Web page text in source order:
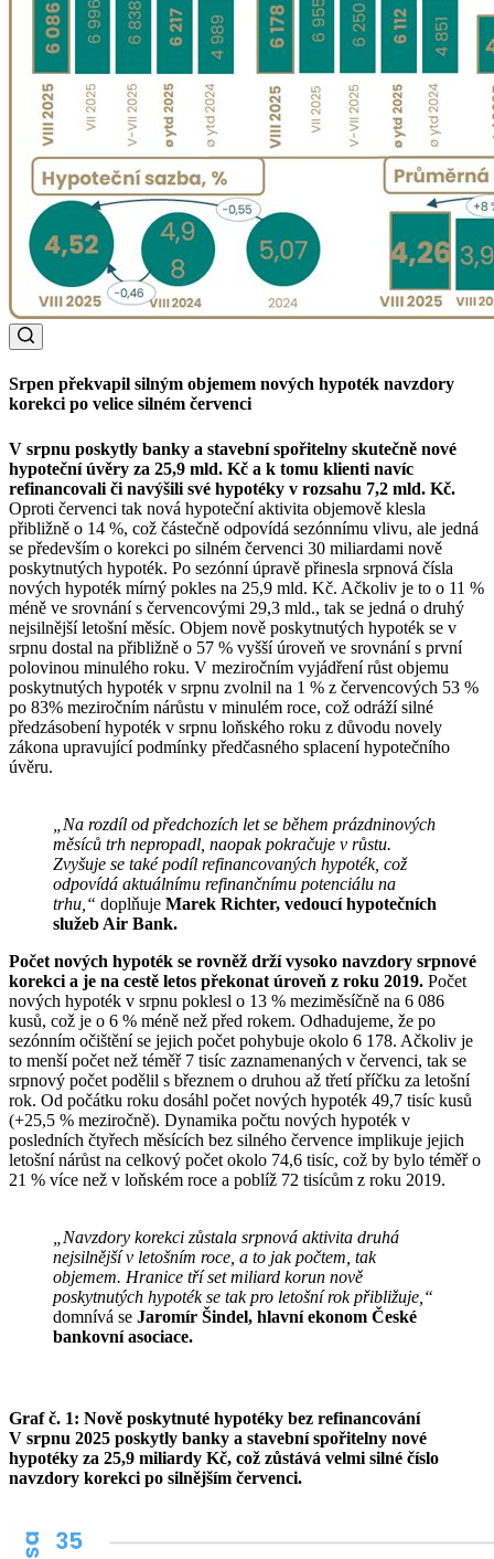
Srpen překvapil silným objemem nových hypoték navzdory
korekci po velice silném červenci
V srpnu poskytly banky a stavební spořitelny skutečně nové
hypoteční úvěry za 25,9 mld. Kč a k tomu klienti navíc
refinancovali či navýšili své hypotéky v rozsahu 7,2 mld. Kč.
Oproti červenci tak nová hypoteční aktivita objemově klesla
přibližně o 14 %, což částečně odpovídá sezónnímu vlivu, ale jedná
se především o korekci po silném červenci 30 miliardami nově
poskytnutých hypoték. Po sezónní úpravě přinesla srpnová čísla
nových hypoték mírný pokles na 25,9 mld. Kč. Ačkoliv je to o 11 %
méně ve srovnání s červencovými 29,3 mld., tak se jedná o druhý
nejsilnější letošní měsíc. Objem nově poskytnutých hypoték se v
srpnu dostal na přibližně o 57 % vyšší úroveň ve srovnání s první
polovinou minulého roku. V meziročním vyjádření růst objemu
poskytnutých hypoték v srpnu zvolnil na 1 % z červencových 53 %
po 83% meziročním nárůstu v minulém roce, což odráží silné
předzásobení hypoték v srpnu loňského roku z důvodu novely
zákona upravující podmínky předčasného splacení hypotečního
úvěru.
„Na rozdíl od předchozích let se během prázdninových
měsíců trh nepropadl, naopak pokračuje v růstu.
Zvyšuje se také podíl refinancovaných hypoték, což
odpovídá aktuálnímu refinančnímu potenciálu na
trhu,“ doplňuje Marek Richter, vedoucí hypotečních
služeb Air Bank.
Počet nových hypoték se rovněž drží vysoko navzdory srpnové
korekci a je na cestě letos překonat úroveň z roku 2019. Počet
nových hypoték v srpnu poklesl o 13 % meziměsíčně na 6 086
kusů, což je o 6 % méně než před rokem. Odhadujeme, že po
sezónním očištění se jejich počet pohybuje okolo 6 178. Ačkoliv je
to menší počet než téměř 7 tisíc zaznamenaných v červenci, tak se
srpnový počet podělil s březnem o druhou až třetí příčku za letošní
rok. Od počátku roku dosáhl počet nových hypoték 49,7 tisíc kusů
(+25,5 % meziročně). Dynamika počtu nových hypoték v
posledních čtyřech měsících bez silného července implikuje jejich
letošní nárůst na celkový počet okolo 74,6 tisíc, což by bylo téměř o
21 % více než v loňském roce a poblíž 72 tisícům z roku 2019.
„Navzdory korekci zůstala srpnová aktivita druhá
nejsilnější v letošním roce, a to jak počtem, tak
objemem. Hranice tří set miliard korun nově
poskytnutých hypoték se tak pro letošní rok přibližuje,“
domnívá se Jaromír Šindel, hlavní ekonom České
bankovní asociace.
Graf č. 1: Nově poskytnuté hypotéky bez refinancování
V srpnu 2025 poskytly banky a stavební spořitelny nové
hypotéky za 25,9 miliardy Kč, což zůstává velmi silné číslo
navzdory korekci po silnějším červenci.